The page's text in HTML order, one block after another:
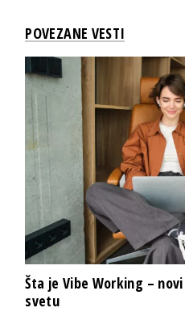
POVEZANE VESTI
Šta je Vibe Working –
svetu